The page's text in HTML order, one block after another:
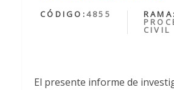
CÓDIGO:4855 RAMA:
CIVIL
El presente informe de